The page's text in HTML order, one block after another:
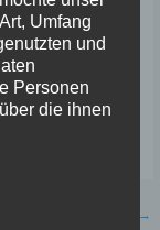
und … Na ja, um
zu verachten und so
beschließen, jetzt
→
Umfang
und
Personen
die ihnen